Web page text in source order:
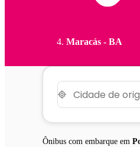
Maracás - BA
Ônibus com embarque em